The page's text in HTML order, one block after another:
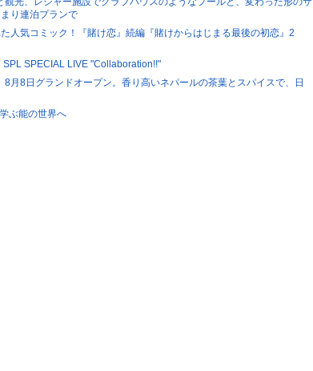
り連泊プランで
人気コミック！『賭け恋』続編『賭けからはじまる最後の初恋』2
SPECIAL LIVE "Collaboration!!"
月8日グランドオープン。香り高いネパールの茶葉とスパイスで、日
ぶ能の世界へ